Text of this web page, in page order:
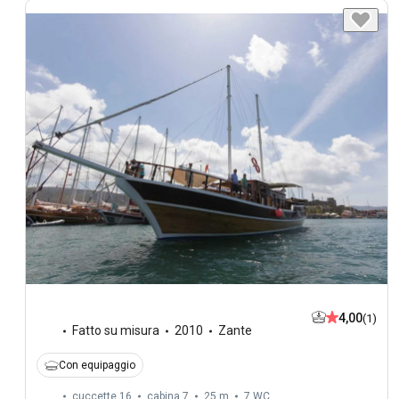
Fatto su misura 2010 Zante
4,00(1)
Con equipaggio
cuccette 16 cabina 7 25 m 7 WC